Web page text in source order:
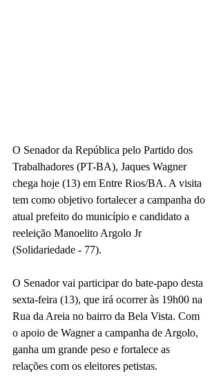
O Senador da República pelo Partido dos
Trabalhadores (PT-BA), Jaques Wagner
chega hoje (13) em Entre Rios/BA. A visita
tem como objetivo fortalecer a campanha do
atual prefeito do município e candidato a
reeleição Manoelito Argolo Jr
(Solidariedade - 77).
O Senador vai participar do bate-papo desta
sexta-feira (13), que irá ocorrer às 19h00 na
Rua da Areia no bairro da Bela Vista. Com
o apoio de Wagner a campanha de Argolo,
ganha um grande peso e fortalece as
relações com os eleitores petistas.